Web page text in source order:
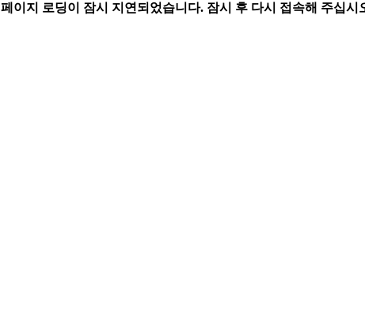
페이지 로딩이 잠시 지연되었습니다. 잠시 후 다시 접속해 주십시